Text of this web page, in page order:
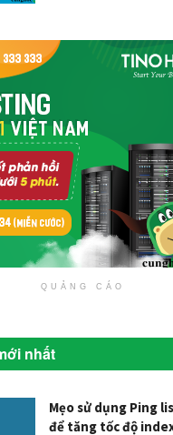
QUẢNG CÁO
nhất
Mẹo sử dụng Ping
để tăng tốc độ